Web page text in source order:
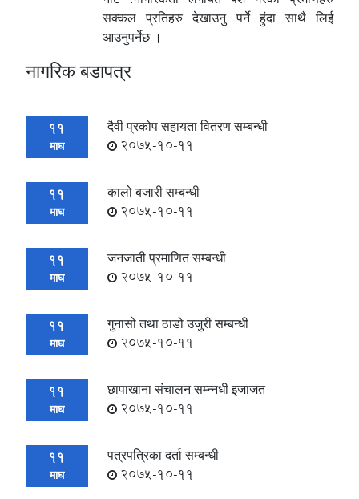
सक्कल प्रतिहरु देखाउनु पर्ने हुंदा साथै लिई
आउनुपर्नेछ ।
नागरिक बडापत्र
11
माघ
दैवी प्रकोप सहायता वितरण सम्बन्धी
2075-10-11
11
माघ
कालो बजारी सम्बन्धी
2075-10-11
11
माघ
जनजाती प्रमाणित सम्बन्धी
2075-10-11
11
माघ
गुनासो तथा ठाडो उजुरी सम्बन्धी
2075-10-11
11
माघ
छापाखाना संचालन सम्न्नधी इजाजत
2075-10-11
11
माघ
पत्रपत्रिका दर्ता सम्बन्धी
2075-10-11